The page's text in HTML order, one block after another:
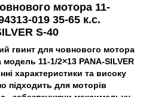
мотора 11-
019 35-65 к.с.
S-40
гвинт для човнового мотора
11-1/2×13 PANA-SILVER
характеристики та високу
підходить для моторів